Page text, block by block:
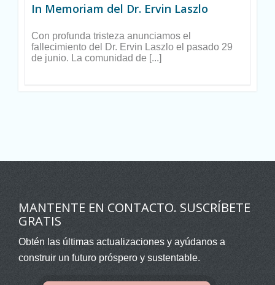
In Memoriam del Dr. Ervin Laszlo
Con profunda tristeza anunciamos el
fallecimiento del Dr. Ervin Laszlo el pasado 29
de junio. La comunidad de [...]
MANTENTE EN CONTACTO. SUSCRÍBETE
GRATIS
Obtén las últimas actualizaciones y ayúdanos a
construir un futuro próspero y sustentable.